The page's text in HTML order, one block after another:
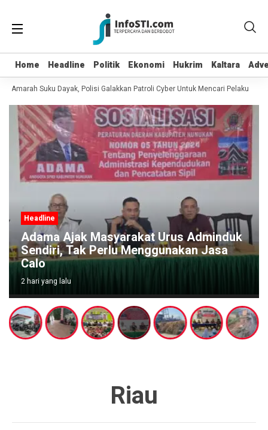
Home Headline Politik Ekonomi Hukrim Kaltara
Home Headline Politik Ekonomi Hukrim Kaltara
Suku Dayak, Polisi Galakkan Patroli Cyber Untuk Mencari Pelaku
Headline
Adama Ajak Masyarakat Urus Adminduk
Sendiri, Tak Perlu Menggunakan Jasa
Calo
2 hari yang lalu
Riau